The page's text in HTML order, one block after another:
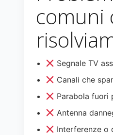
comuni
Segnale TV
Canali che
Parabola fuori
Antenna
Interferenze o